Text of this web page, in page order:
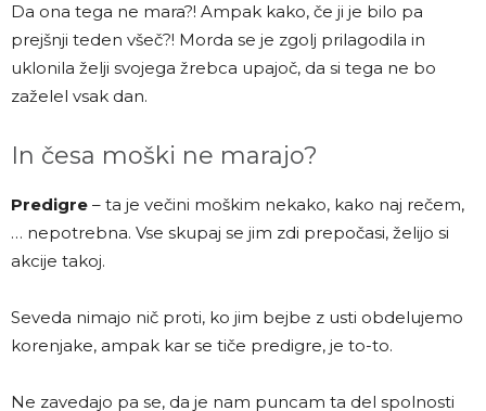
Da ona tega ne mara?! Ampak kako, če ji je bilo pa
prejšnji teden všeč?! Morda se je zgolj prilagodila in
uklonila želji svojega žrebca upajoč, da si tega ne bo
zaželel vsak dan.
In česa moški ne marajo?
Predigre – ta je večini moškim nekako, kako naj rečem,
… nepotrebna. Vse skupaj se jim zdi prepočasi, želijo si
akcije takoj.
Seveda nimajo nič proti, ko jim bejbe z usti obdelujemo
korenjake, ampak kar se tiče predigre, je to-to.
Ne zavedajo pa se, da je nam puncam ta del spolnosti